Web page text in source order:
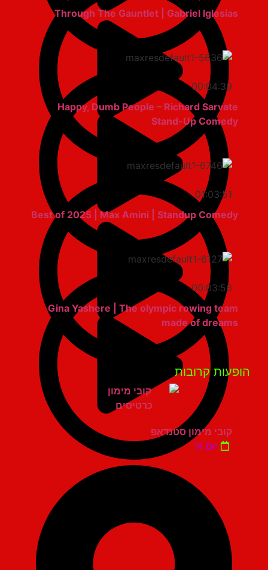
Through The Gauntlet | Gabriel Iglesias
00:04:39
Happy, Dumb People – Richard Sarvate
Stand-Up Comedy
01:03:51
Best of 2025 | Max Amini | Standup Comedy
00:03:56
Gina Yashere | The olympic rowing team
made of dreams
קרובות
קובי מימון סטנדאפ
יום ה'